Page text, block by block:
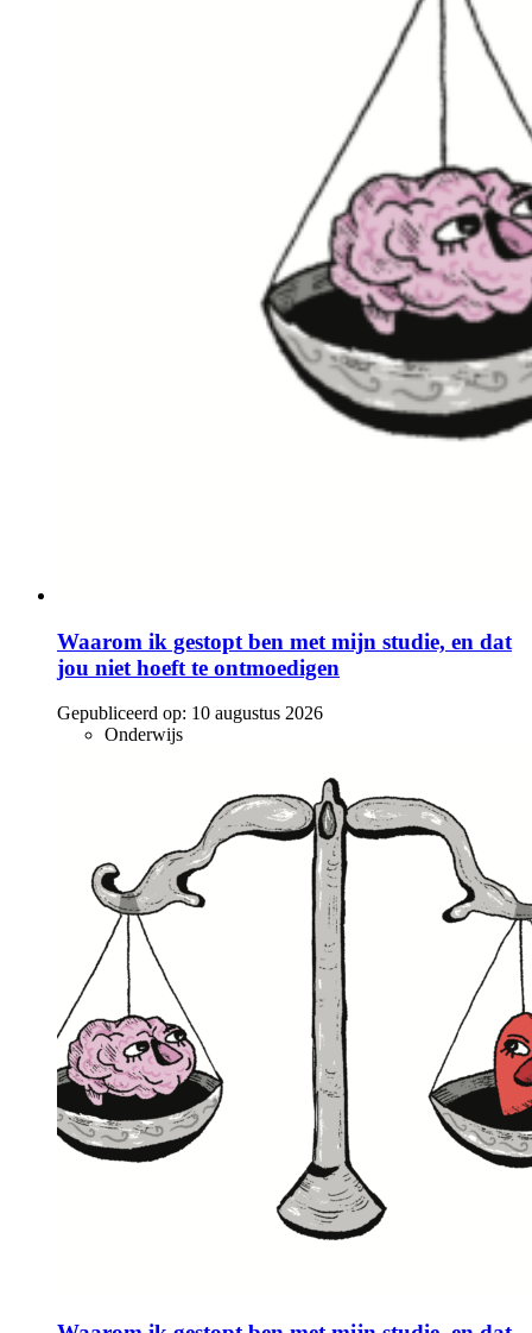
Waarom ik gestopt ben met mijn studie, en dat
jou niet hoeft te ontmoedigen
Gepubliceerd op: 10 augustus 2026
Onderwijs